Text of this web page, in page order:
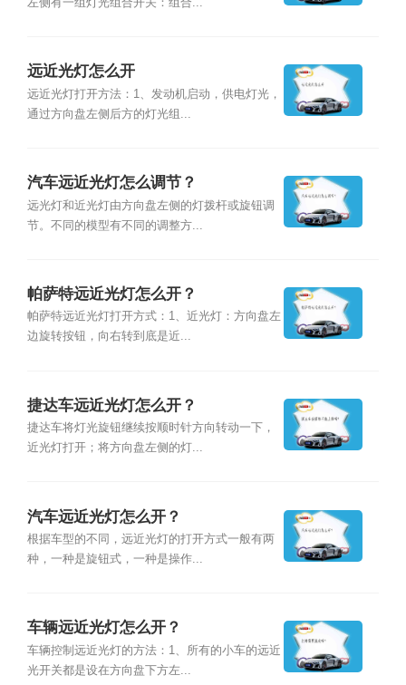
左侧有一组灯光组合开关：组合...
远近光灯怎么开
远近光灯打开方法：1、发动机启动，供电灯光，
通过方向盘左侧后方的灯光组...
汽车远近光灯怎么调节？
远光灯和近光灯由方向盘左侧的灯拨杆或旋钮调
节。不同的模型有不同的调整方...
帕萨特远近光灯怎么开？
帕萨特远近光灯打开方式：1、近光灯：方向盘左
边旋转按钮，向右转到底是近...
捷达车远近光灯怎么开？
捷达车将灯光旋钮继续按顺时针方向转动一下，
近光灯打开；将方向盘左侧的灯...
汽车远近光灯怎么开？
根据车型的不同，远近光灯的打开方式一般有两
种，一种是旋钮式，一种是操作...
车辆远近光灯怎么开？
车辆控制远近光灯的方法：1、所有的小车的远近
光开关都是设在方向盘下方左...